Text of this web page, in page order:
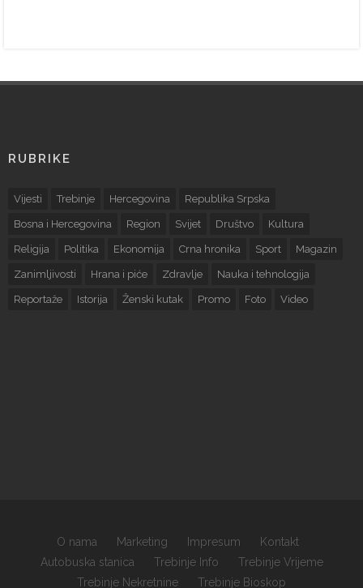
RUBRIKE
Vijesti Trebinje Hercegovina Republika Srpska
Bosna i Hercegovina Region Svijet Društvo Kultura
Religija Politika Ekonomija Crna hronika Sport Magazin
Zanimljivosti Hrana i piće Zdravlje Nauka i tehnologija
Reportaže Istorija Ženski kutak Promo Foto Video
O nama Marketing Impresum
Kontakt
Autobuska stanica
Trebinje Info
Trebinje Vrijeme
Trebinje Nekretnine
Trebinje Bioskop